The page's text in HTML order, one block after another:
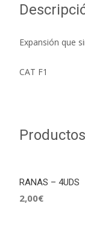
Expansión que
CAT F1
RANAS – 4UDS
2,00€